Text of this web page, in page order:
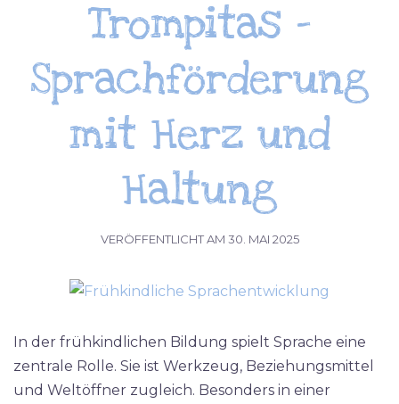
Trompitas –
Sprachförderung
mit Herz und
Haltung
VERÖFFENTLICHT AM 30. MAI 2025
In der frühkindlichen Bildung spielt Sprache eine
zentrale Rolle. Sie ist Werkzeug, Beziehungsmittel
und Weltöffner zugleich. Besonders in einer